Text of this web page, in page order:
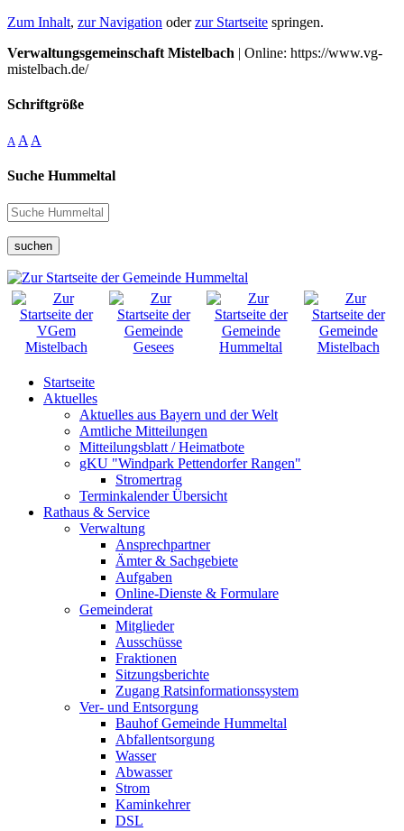
Zum Inhalt, zur Navigation oderzur Startseite springen.
Verwaltungsgemeinschaft Mistelbach | Online: https://www.vg-
mistelbach.de/
Schriftgröße
A A A
Suche Hummeltal
suchen
Startseite
Aktuelles
Aktuelles aus Bayern und der Welt
Amtliche Mitteilungen
Mitteilungsblatt / Heimatbote
gKU "Windpark Pettendorfer Rangen"
Stromertrag
Terminkalender Übersicht
Rathaus & Service
Verwaltung
Ansprechpartner
Ämter & Sachgebiete
Aufgaben
Online-Dienste & Formulare
Gemeinderat
Mitglieder
Ausschüsse
Fraktionen
Sitzungsberichte
Zugang Ratsinformationssystem
Ver- und Entsorgung
Bauhof Gemeinde Hummeltal
Abfallentsorgung
Wasser
Abwasser
Strom
Kaminkehrer
DSL